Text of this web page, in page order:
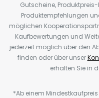
Gutscheine,
Produktempfehlungen
möglichen
Kaufbewertungen und
jederzeit möglich über den
finden oder über unser
erhalten Sie in
*Ab einem